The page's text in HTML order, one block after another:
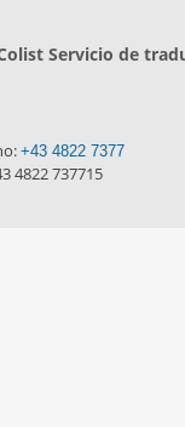
Servicio de
+43 4822 7377
4822 737715